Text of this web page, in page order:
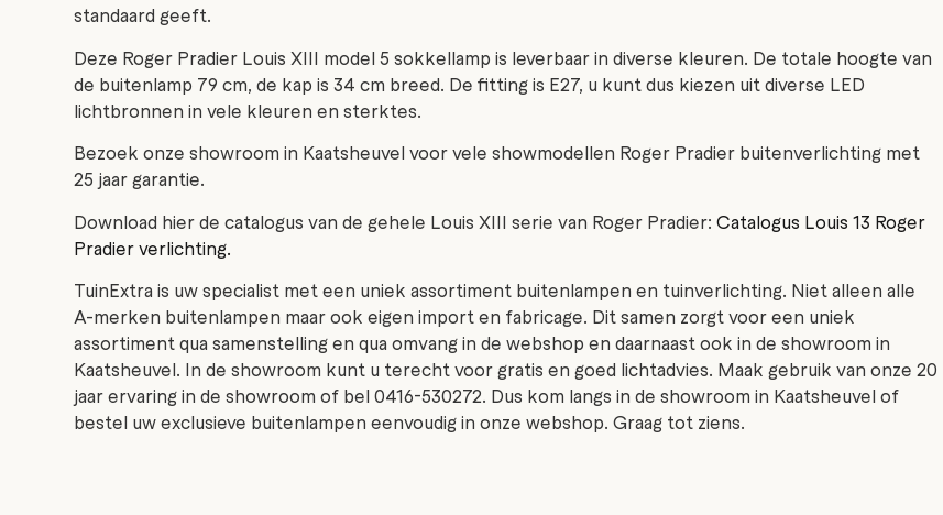
standaard geeft.
Deze Roger Pradier Louis XIII model 5 sokkellamp is leverbaar in diverse kleuren. De totale hoogte van
de buitenlamp 79 cm, de kap is 34 cm breed. De fitting is E27, u kunt dus kiezen uit diverse LED
lichtbronnen in vele kleuren en sterktes.
Bezoek onze showroom in Kaatsheuvel voor vele showmodellen Roger Pradier buitenverlichting met
25 jaar garantie.
Download hier de catalogus van de gehele Louis XIII serie van Roger Pradier:Catalogus Louis 13 Roger
Pradier verlichting.
TuinExtra is uw specialist met een uniek assortiment buitenlampen en tuinverlichting. Niet alleen alle
A-merken buitenlampen maar ook eigen import en fabricage. Dit samen zorgt voor een uniek
assortiment qua samenstelling en qua omvang in de webshop en daarnaast ook in de showroom in
Kaatsheuvel. In de showroom kunt u terecht voor gratis en goed lichtadvies. Maak gebruik van onze 20
jaar ervaring in de showroom of bel 0416-530272. Dus kom langs in de showroom in Kaatsheuvel of
bestel uw exclusieve buitenlampen eenvoudig in onze webshop. Graag tot ziens.